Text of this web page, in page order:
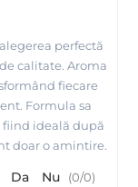
alegerea perfectă
calitate. Aroma
fiecare
Formula sa
fiind ideală după
doar o amintire.
Da Nu (0/0)